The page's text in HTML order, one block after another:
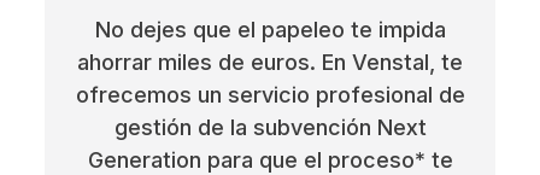
No dejes que el papeleo te impida
ahorrar miles de euros. En Venstal, te
ofrecemos un servicio profesional de
gestión de la subvención Next
Generation para que el proceso* te